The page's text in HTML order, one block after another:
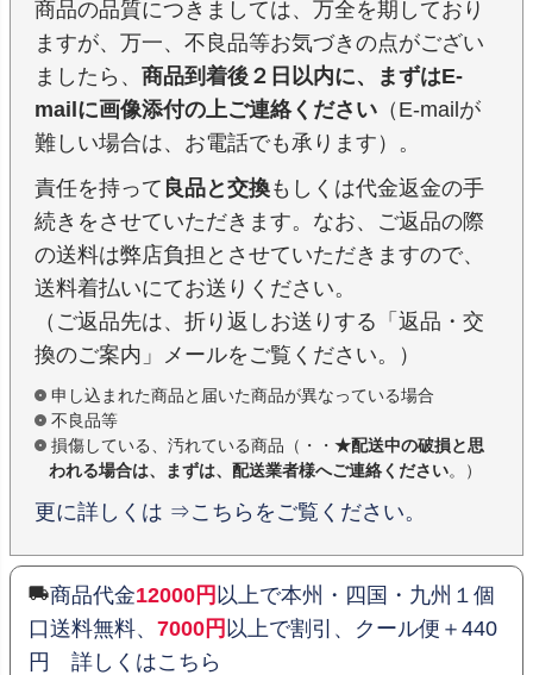
商品の品質につきましては、万全を期しており
ますが、万一、不良品等お気づきの点がござい
ましたら、 商品到着後２日以内に、まずはE-
mailに画像添付の上ご連絡ください （E-mailが
難しい場合は、お電話でも承ります）。
責任を持って 良品と交換もしくは代金返金の手
続きをさせていただきます。なお、ご返品の際
の送料は弊店負担とさせていただきますので、
送料着払いにてお送りください。
（ご返品先は、折り返しお送りする「返品・交
換のご案内」メールをご覧ください。）
申し込まれた商品と届いた商品が異なっている場合
不良品等
損傷している、汚れている商品（・・ ★配送中の破損と思
われる場合は、まずは、配送業者様へご連絡ください。）
更に詳しくは ⇒こちらをご覧ください。
商品代金12000円 以上で本州・四国・九州１個
口送料無料、 7000円 以上で割引、クール便＋440
円 詳しくはこちら